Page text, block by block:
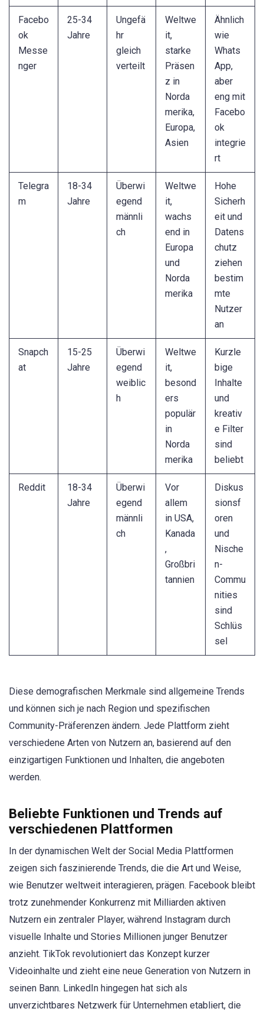
Facebo
ok
Messe
nger
25-34
Jahre
Ungefä
hr
gleich
verteilt
Weltwe
it,
starke
Präsen
z in
Norda
merika,
Europa,
Asien
Ähnlich
wie
Whats
App,
aber
eng mit
Facebo
ok
integrie
rt
Telegra
m
18-34
Jahre
Überwi
egend
männli
ch
Weltwe
it,
wachs
end in
Europa
und
Norda
merika
Hohe
Sicherh
eit und
Datens
chutz
ziehen
bestim
mte
Nutzer
an
Snapch
at
15-25
Jahre
Überwi
egend
weiblic
h
Weltwe
it,
besond
ers
populär
in
Norda
merika
Kurzle
bige
Inhalte
und
kreativ
e Filter
sind
beliebt
Reddit
18-34
Jahre
Überwi
egend
männli
ch
Vor
allem
in USA,
Kanada
,
Großbri
tannien
Diskus
sionsf
oren
und
Nische
n-
Commu
nities
sind
Schlüs
sel
Diese demografischen Merkmale sind allgemeine Trends
und können sich je nach Region und spezifischen
Community-Präferenzen ändern. Jede Plattform zieht
verschiedene Arten von Nutzern an, basierend auf den
einzigartigen Funktionen und Inhalten, die angeboten
werden.
Beliebte Funktionen und Trends auf
verschiedenen Plattformen
In der dynamischen Welt der Social Media Plattformen
zeigen sich faszinierende Trends, die die Art und Weise,
wie Benutzer weltweit interagieren, prägen. Facebook bleibt
trotz zunehmender Konkurrenz mit Milliarden aktiven
Nutzern ein zentraler Player, während Instagram durch
visuelle Inhalte und Stories Millionen junger Benutzer
anzieht. TikTok revolutioniert das Konzept kurzer
Videoinhalte und zieht eine neue Generation von Nutzern in
seinen Bann. LinkedIn hingegen hat sich als
unverzichtbares Netzwerk für Unternehmen etabliert, die